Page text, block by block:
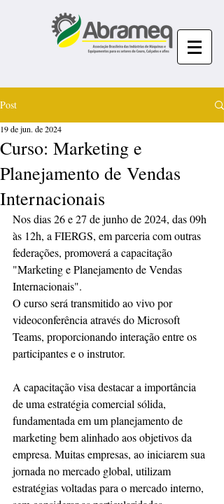
Post
Curso: Marketing e
Planejamento de Vendas
Internacionais
19 de jun. de 2024
Nos dias 26 e 27 de junho de 2024, das 09h
às 12h, a FIERGS, em parceria com outras
federações, promoverá a capacitação
"Marketing e Planejamento de Vendas
Internacionais".
O curso será transmitido ao vivo por
videoconferência através do Microsoft
Teams, proporcionando interação entre os
participantes e o instrutor.
A capacitação visa destacar a importância
de uma estratégia comercial sólida,
fundamentada em um planejamento de
marketing bem alinhado aos objetivos da
empresa. Muitas empresas, ao iniciarem sua
jornada no mercado global, utilizam
estratégias voltadas para o mercado interno,